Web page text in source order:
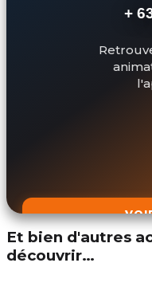
+
Et bien d'autres
découvrir…